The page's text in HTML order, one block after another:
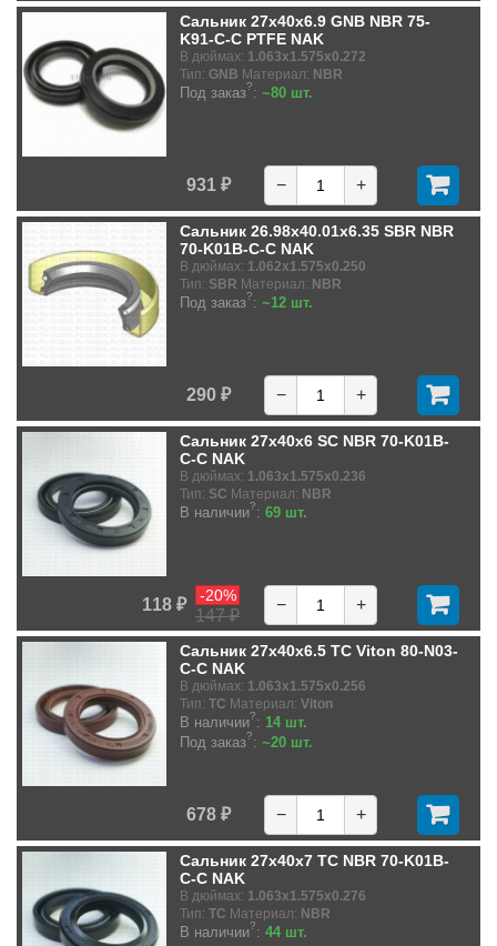
Сальник 27x40x6.9 GNB NBR 75-
K91-C-C PTFE NAK
В дюймах: 1.063x1.575x0.272
Тип: GNB Материал: NBR
Под заказ?: ~80 шт.
931 ₽ − +
Сальник 26.98x40.01x6.35 SBR NBR
70-K01B-C-C NAK
В дюймах: 1.062x1.575x0.250
Тип: SBR Материал: NBR
Под заказ?: ~12 шт.
290 ₽ − +
Сальник 27x40x6 SC NBR 70-K01B-
C-C NAK
В дюймах: 1.063x1.575x0.236
Тип: SC Материал: NBR
В наличии?: 69 шт.
118 ₽
147 ₽
-20% − +
Сальник 27x40x6.5 TC Viton 80-N03-
C-C NAK
В дюймах: 1.063x1.575x0.256
Тип: TC Материал: Viton
В наличии?: 14 шт.
Под заказ?: ~20 шт.
678 ₽ − +
Сальник 27x40x7 TC NBR 70-K01B-
C-C NAK
В дюймах: 1.063x1.575x0.276
Тип: TC Материал: NBR
В наличии?: 44 шт.